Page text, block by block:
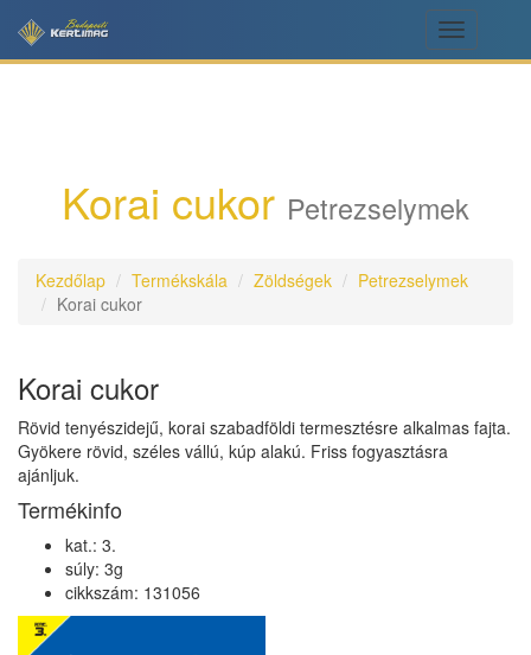
Toggle
navigation
Korai cukor Petrezselymek
Kezdőlap Termékskála Zöldségek
Petrezselymek
Korai cukor
Korai cukor
Rövid tenyészidejű, korai szabadföldi termesztésre alkalmas fajta.
Gyökere rövid, széles vállú, kúp alakú. Friss fogyasztásra
ajánljuk.
Termékinfo
kat.: 3.
súly: 3g
cikkszám: 131056